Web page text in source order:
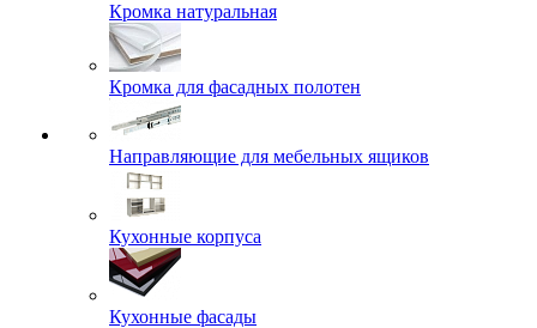
Кромка натуральная
Кромка для фасадных полотен
Направляющие для мебельных ящиков
Кухонные корпуса
Кухонные фасады